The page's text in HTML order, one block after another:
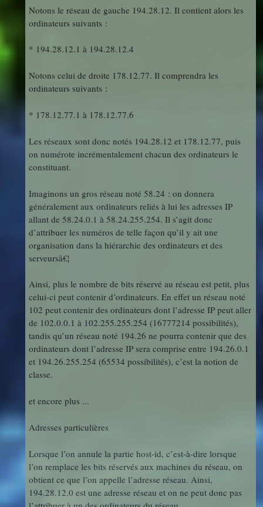
Notons le réseau de gauche 194.28.12. Il contient alors les
ordinateurs suivants :
* 194.28.12.1 à 194.28.12.4
Notons celui de droite 178.12.77. Il comprendra les
ordinateurs suivants :
* 178.12.77.1 à 178.12.77.6
Les réseaux sont donc notés 194.28.12 et 178.12.77, puis
on numérote incrémentalement chacun des ordinateurs le
constituant.
Imaginons un gros réseau noté 58.24 : on donnera
généralement aux ordinateurs reliés à lui les adresses IP
allant de 58.24.0.1 à 58.24.255.254. Il s’agit donc
d’attribuer les numéros de telle façon qu’il y ait une
organisation dans la hiérarchie des ordinateurs et des
serveursâ€¦
Ainsi, plus le nombre de bits réservé au réseau est petit, plus
celui-ci peut contenir d’ordinateurs. En effet un réseau noté
102 peut contenir des ordinateurs dont l’adresse IP peut aller
de 102.0.0.1 à 102.255.255.254 (16777214 possibilités),
tandis qu’un réseau noté 194.26 ne pourra contenir que des
ordinateurs dont l’adresse IP sera comprise entre 194.26.0.1
et 194.26.255.254 (65534 possibilités), c’est la notion de
classe.
et encore plus ...
Adresses particulières
Lorsque l’on annule la partie host-id, c’est-à-dire lorsque
l’on remplace les bits réservés aux machines du réseau, on
obtient ce que l’on appelle l’adresse réseau. Ainsi,
194.28.12.0 est une adresse réseau et on ne peut donc pas